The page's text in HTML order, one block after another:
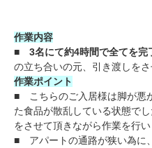
作業内容
■ 3名にて約4時間で全てを完
の立ち合いの元、引き渡しをさ
作業ポイント
■ こちらのご入居様は脚が悪
た食品が散乱している状態で
をさせて頂きながら作業を行
■ アパートの通路が狭い為に